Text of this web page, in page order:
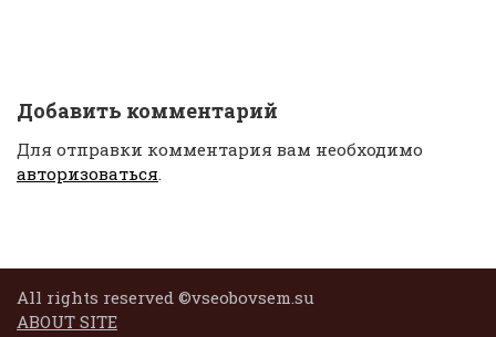
Добавить комментарий
Для отправки комментария вам необходимо
авторизоваться
All rights reserved ©vseobovsem.su
ABOUT SITE